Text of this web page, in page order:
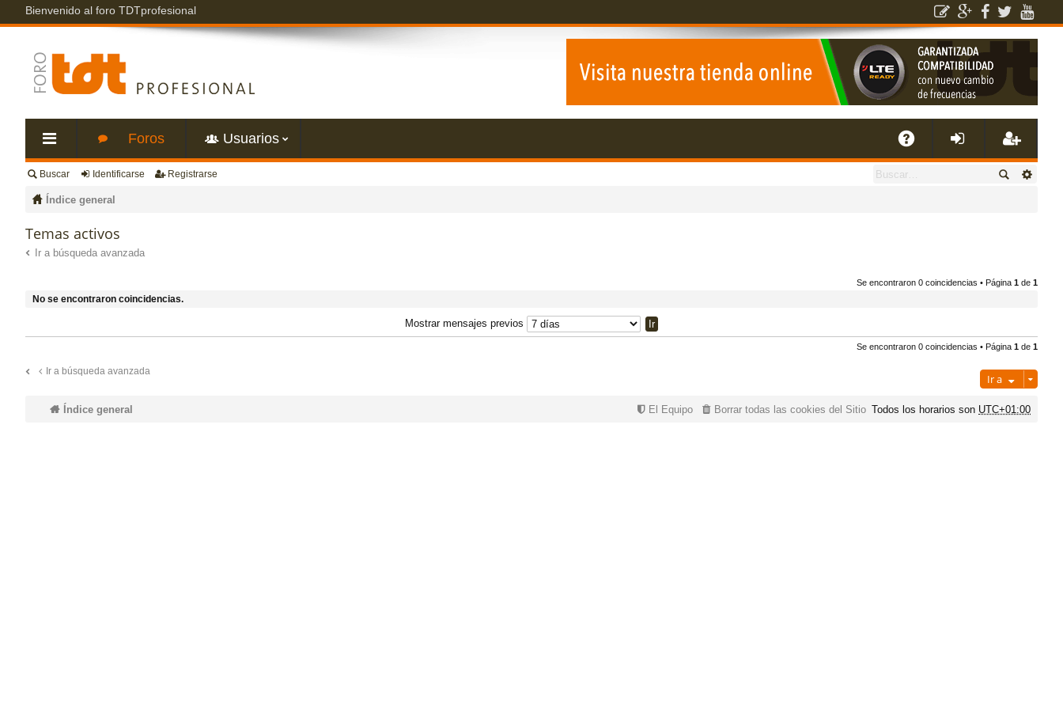
Bienvenido al foro TDTprofesional
nl
es
rá
pi
do
Foros Usuarios
A
se
eg
e
Buscar Identificarse Registrarse
Índice general
Temas activos
Ir a búsqueda avanzada
Se encontraron 0 coincidencias • Página 1 de 1
No se encontraron coincidencias.
Mostrar mensajes previos
Se encontraron 0 coincidencias • Página 1 de 1
Ir a búsqueda avanzada
Ir a
Índice general Todos los horarios son UTC+01:00
Borrar todas las cookies del Sitio
El Equipo